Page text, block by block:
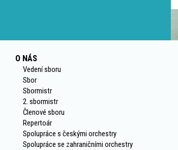
O NÁS
Vedení sboru
Sbor
Sbormistr
2. sbormistr
Členové sboru
Repertoár
Spolupráce s českými orchestry
Spolupráce se zahraničními orchestry